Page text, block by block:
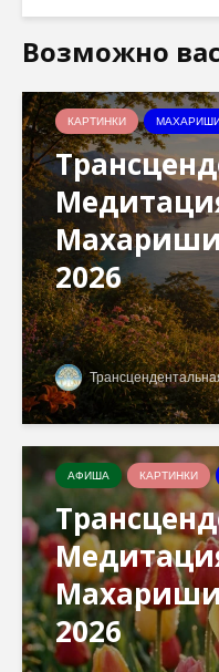
Возможно
КАРТИНКИ
2026
АФИША КАРТИНКИ
2026